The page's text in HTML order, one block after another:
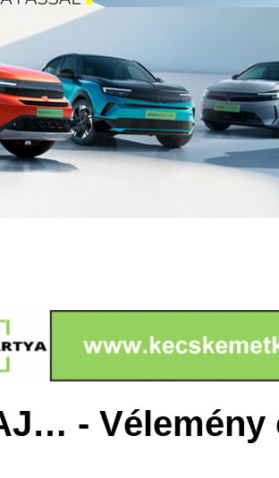
- Vélemény